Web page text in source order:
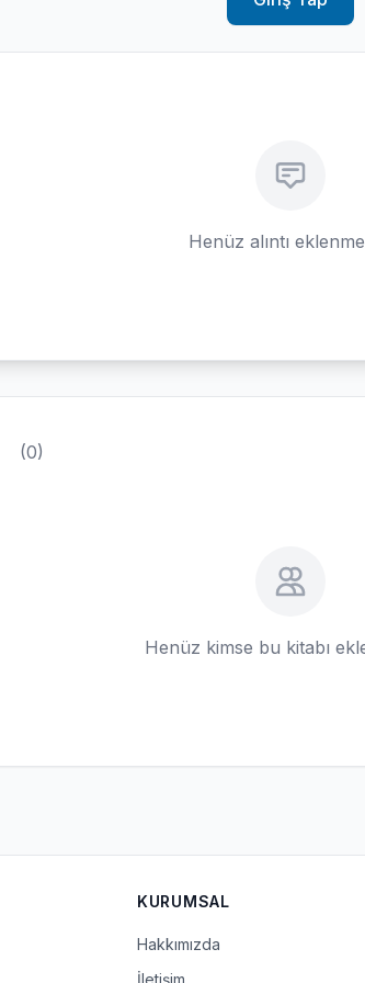
Henüz alıntı
(0)
Henüz kimse bu kitabı
KURUMSAL
Hakkımızda
İletişim